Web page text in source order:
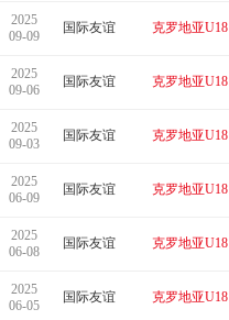
2025
09-09
国际友谊 克罗地亚U18
2025
09-06
国际友谊 克罗地亚U18
2025
09-03
国际友谊 克罗地亚U18
2025
06-09
国际友谊 克罗地亚U18
2025
06-08
国际友谊 克罗地亚U18
2025
06-05
国际友谊 克罗地亚U18